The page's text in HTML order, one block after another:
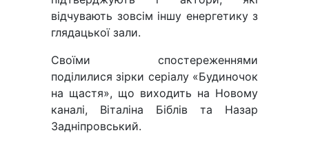
відчувають зовсім іншу енергетику з
глядацької зали.
Своїми спостереженнями
поділилися зірки серіалу «Будиночок
на щастя», що виходить на Новому
каналі, Віталіна Біблів та Назар
Задніпровський.